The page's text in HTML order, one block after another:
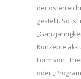
der
gestellt. So
Konzepte ak-
Form von
oder